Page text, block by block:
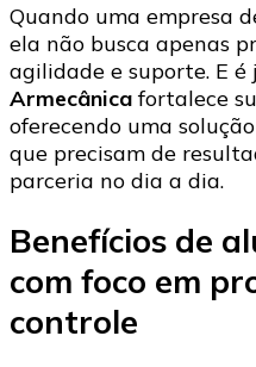
Quando uma empresa
ela não busca apenas
agilidade e suporte. E
Armecânicafortalece
oferecendo uma
que precisam de
parceria no dia a dia.
Benefícios de
com foco em
controle